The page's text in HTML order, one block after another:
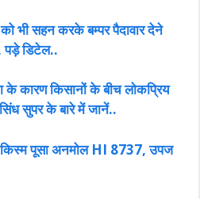
भी सहन करके बम्पर पैदावार देने
पड़े डिटेल..
के कारण किसानों के बीच लोकप्रिय
सुपर के बारे में जानें..
किस्म पूसा अनमोल HI 8737, उपज